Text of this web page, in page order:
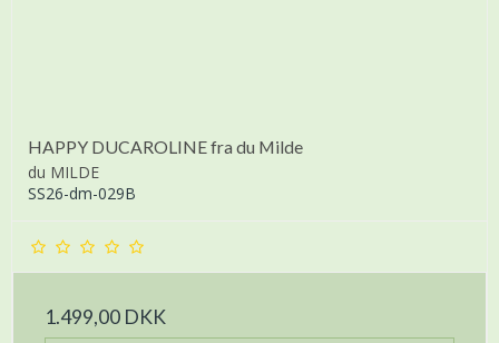
HAPPY DUCAROLINE fra du Milde
du MILDE
SS26-dm-029B
1.499,00 DKK